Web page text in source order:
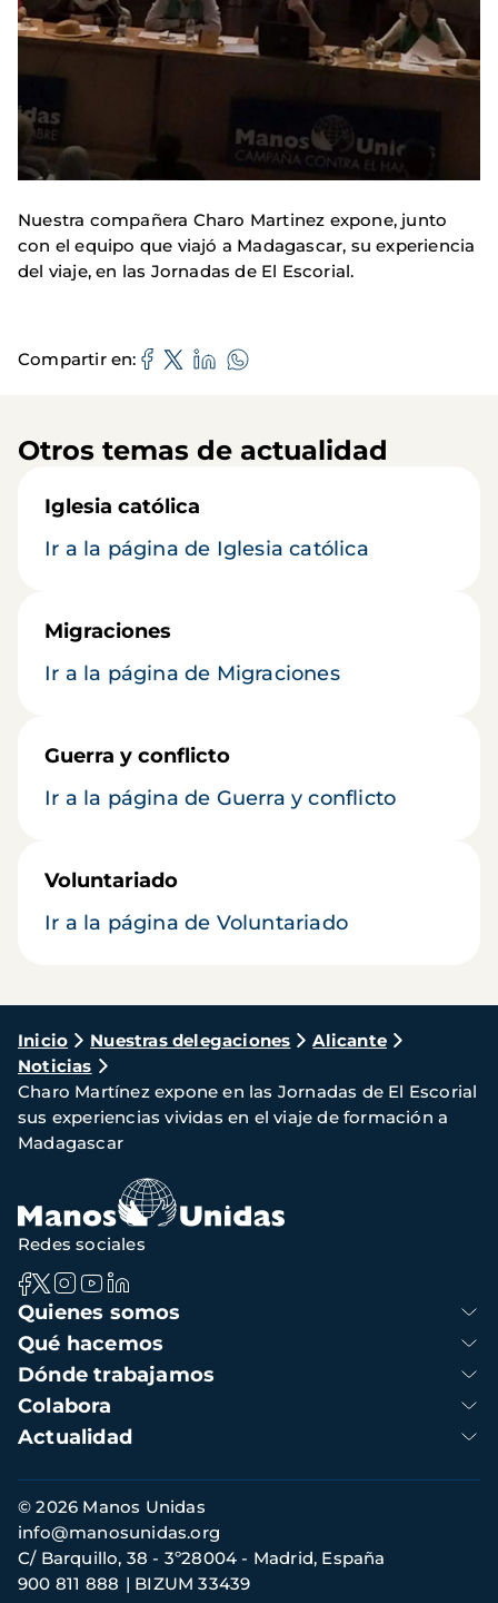
Nuestra compañera Charo Martinez expone, junto
con el equipo que viajó a Madagascar, su experiencia
del viaje, en las Jornadas de El Escorial.
Compartir en
Otros temas de actualidad
Iglesia católica
Ir a la página de Iglesia católica
Migraciones
Ir a la página de Migraciones
Guerra y conflicto
Ir a la página de Guerra y conflicto
Voluntariado
Ir a la página de Voluntariado
Ruta
de
navegación
Inicio Nuestras delegaciones
Alicante
Noticias
Charo Martínez expone en las Jornadas de El Escorial
sus experiencias vividas en el viaje de formación a
Madagascar
Navegación
principal
Quienes somos
Qué hacemos
Dónde trabajamos
Colabora
Actualidad
Redes sociales
Información
de
contacto
© 2026 Manos Unidas
C/ Barquillo, 38 - 3º28004 - Madrid, España
900 811 888
BIZUM 33439
info@manosunidas.org